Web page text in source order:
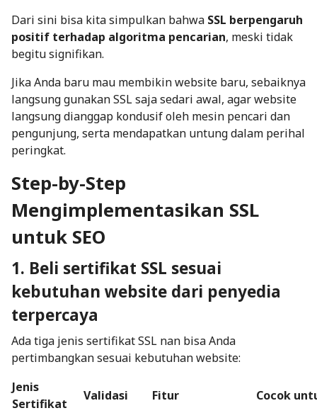
Dari sini bisa kita simpulkan bahwa SSL berpengaruh
positif terhadap algoritma pencarian, meski tidak
begitu signifikan.
Jika Anda baru mau membikin website baru, sebaiknya
langsung gunakan SSL saja sedari awal, agar website
langsung dianggap kondusif oleh mesin pencari dan
pengunjung, serta mendapatkan untung dalam perihal
peringkat.
Step-by-Step
Mengimplementasikan SSL
untuk SEO
1. Beli sertifikat SSL sesuai
kebutuhan website dari penyedia
terpercaya
Ada tiga jenis sertifikat SSL nan bisa Anda
pertimbangkan sesuai kebutuhan website:
Jenis
Sertifikat
Validasi Fitur Cocok